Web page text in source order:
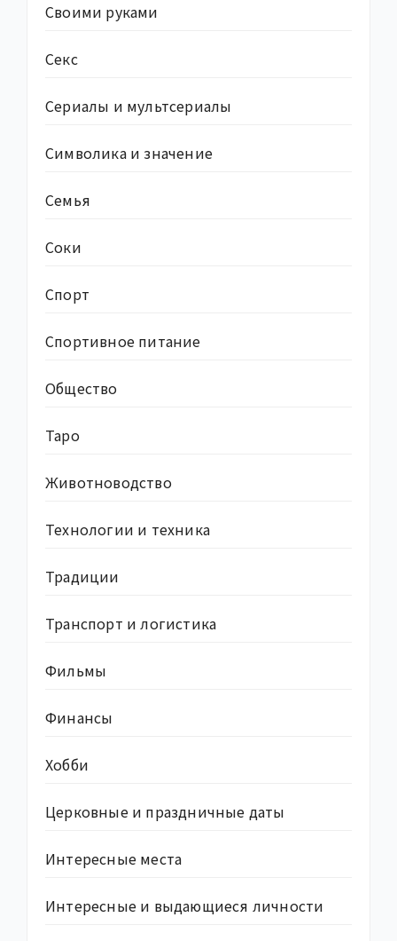
Своими руками
Секс
Сериалы и мультсериалы
Символика и значение
Семья
Соки
Спорт
Спортивное питание
Общество
Таро
Животноводство
Технологии и техника
Традиции
Транспорт и логистика
Фильмы
Финансы
Хобби
Церковные и праздничные даты
Интересные места
Интересные и выдающиеся личности